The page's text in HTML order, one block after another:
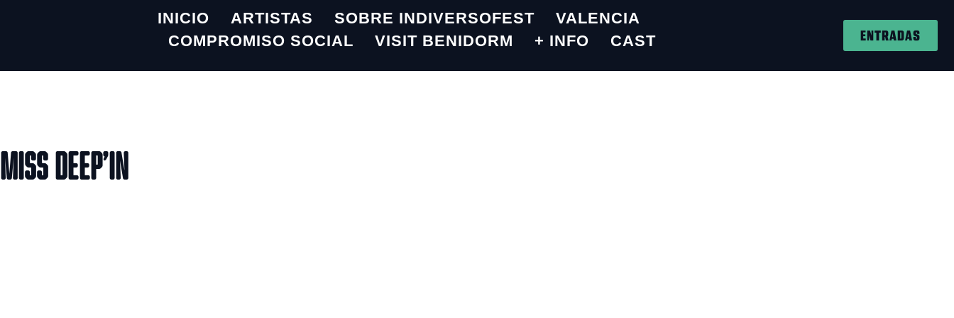
INICIO ARTISTAS SOBRE INDIVERSOFEST
VALENCIA
COMPROMISO SOCIAL
VISIT BENIDORM + INFO CAST ENTRADAS
MISS DEEP’IN